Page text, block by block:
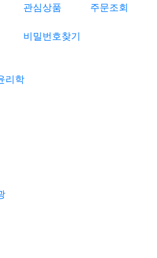
관심상품
주문조회
비밀번호찾기
리학